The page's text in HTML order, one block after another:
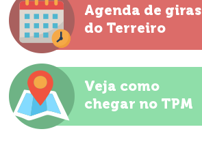
Agenda de giras
do Terreiro
Veja como
chegar no TPM